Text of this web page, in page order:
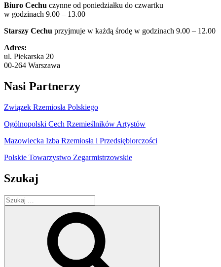
Biuro Cechu czynne od poniedziałku do czwartku
w godzinach 9.00 – 13.00
Starszy Cechu przyjmuje w każdą środę w godzinach 9.00 – 12.00
Adres:
ul. Piekarska 20
00-264 Warszawa
Nasi Partnerzy
Związek Rzemiosła Polskiego
Ogólnopolski Cech Rzemieślników Artystów
Mazowiecka Izba Rzemiosła i Przedsiębiorczości
Polskie Towarzystwo Zegarmistrzowskie
Szukaj
Szukaj: